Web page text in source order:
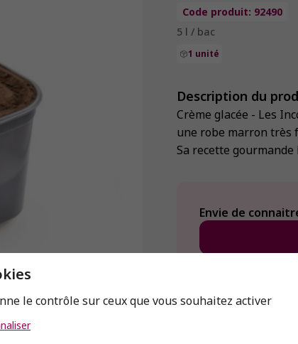
le contrôle sur ceux que vous souhaitez activer
Code produit: 92490
5 l / bac
1 unité
Description du
Crème glacée - Les
une robe marron très
Sa recette
Envie de